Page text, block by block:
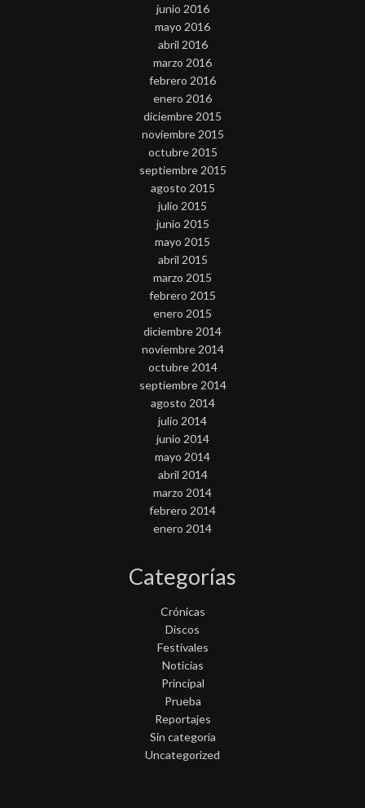
junio 2016
mayo 2016
abril 2016
marzo 2016
febrero 2016
enero 2016
diciembre 2015
noviembre 2015
octubre 2015
septiembre 2015
agosto 2015
julio 2015
junio 2015
mayo 2015
abril 2015
marzo 2015
febrero 2015
enero 2015
diciembre 2014
noviembre 2014
octubre 2014
septiembre 2014
agosto 2014
julio 2014
junio 2014
mayo 2014
abril 2014
marzo 2014
febrero 2014
enero 2014
Categorías
Crónicas
Discos
Festivales
Noticias
Principal
Prueba
Reportajes
Sin categoría
Uncategorized